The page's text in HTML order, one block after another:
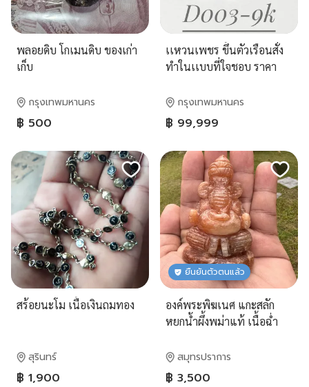
พลอยดิบ โกเมนดิบ ของเก่า
เก็บ
กรุงเทพมหานคร
฿ 500
เเหวนเพชร ขึ้นตัวเรือนสั่ง
ทำในเเบบที่ใจชอบ ราคา
ประกันสินค้าทุกชิ้นที่ร้านปุ
อามี่ Diamond
LabRama2(095-8894732)
กรุงเทพมหานคร
฿ 99,999
สร้อยนะโม เนื้อเงินถมทอง
สุรินทร์
฿ 1,900
ยืนยันตัวตนแล้ว
องค์พระพิฆเนศ แกะสลัก
หยกน้ำผึ้งพม่าแท้ เนื้อฉ่ำ
สมุทรปราการ
฿ 3,500